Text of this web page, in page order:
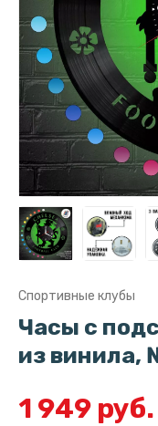
Спортивные клубы
Часы с
из винила,
1 949 руб.